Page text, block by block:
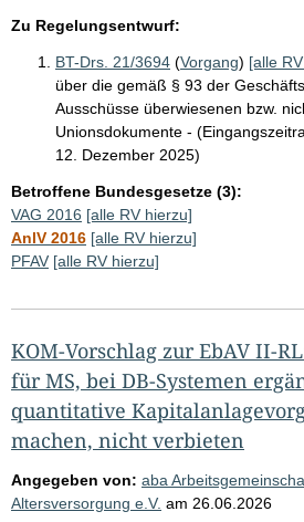
Zu Regelungsentwurf:
BT-Drs. 21/3694 (Vorgang) [alle
über die gemäß § 93 der
Ausschüsse überwiesenen bzw.
Unionsdokumente -
12. Dezember 2025)
Betroffene Bundesgesetze (3):
VAG 2016 [alle RV hierzu]
AnlV 2016 [alle RV hierzu]
PFAV [alle RV hierzu]
KOM-Vorschlag zur EbAV II-
für MS, bei DB-Systemen
quantitative
machen, nicht verbieten
Angegeben von: aba
Altersversorgung e.V. am 26.06.2026